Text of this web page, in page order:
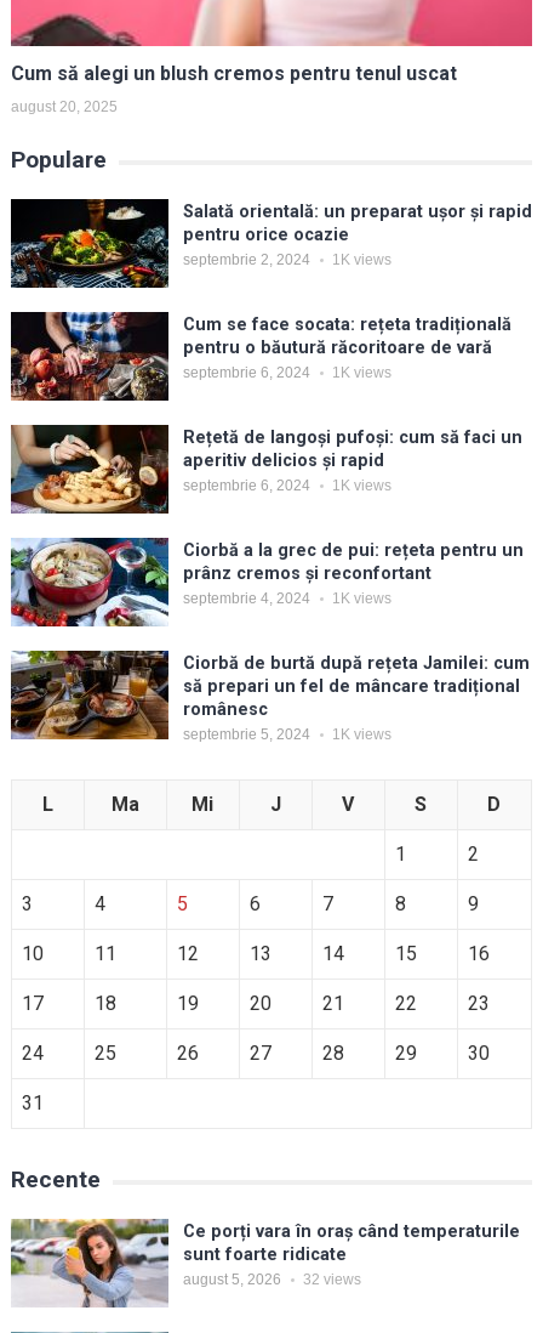
Cum să alegi un blush cremos pentru tenul uscat
august 20, 2025
Populare
Salată orientală: un preparat ușor și rapid
pentru orice ocazie
septembrie 2, 2024 1Kviews
Cum se face socata: rețeta tradițională
pentru o băutură răcoritoare de vară
septembrie 6, 2024 1Kviews
Rețetă de langoși pufoși: cum să faci un
aperitiv delicios și rapid
septembrie 6, 2024 1Kviews
Ciorbă a la grec de pui: rețeta pentru un
prânz cremos și reconfortant
septembrie 4, 2024 1Kviews
Ciorbă de burtă după rețeta Jamilei: cum
să prepari un fel de mâncare tradițional
românesc
septembrie 5, 2024 1Kviews
L Ma Mi J V S D
1 2
3 4 5 6 7 8 9
10 11 12 13 14 15 16
17 18 19 20 21 22 23
24 25 26 27 28 29 30
31
Recente
Ce porți vara în oraș când temperaturile
sunt foarte ridicate
august 5, 2026 32 views